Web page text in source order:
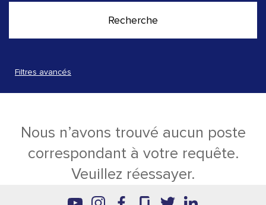
Filtres avancés
Nous n’avons trouvé aucun poste
correspondant à votre requête.
Veuillez réessayer.